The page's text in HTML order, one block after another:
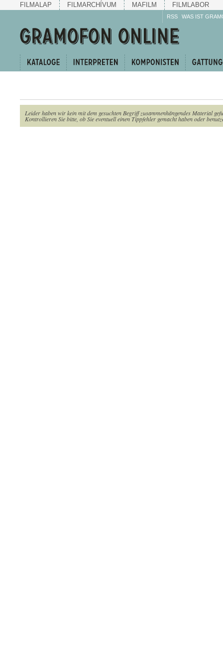
FILMALAP FILMARCHÍVUM MAFILM FILMLABOR
RSS WAS IST
Leider haben wir kein mit dem gesuchten Begriff zusammenhängendes Material
Kontrollieren Sie bitte, ob Sie eventuell einen Tippfehler gemacht haben oder